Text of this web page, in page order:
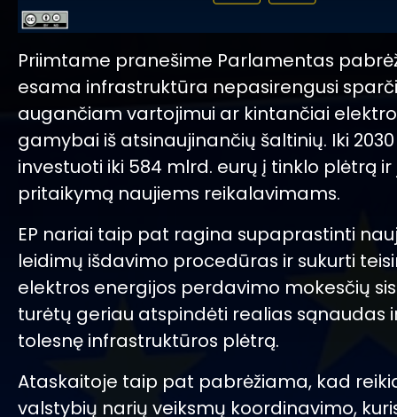
Priimtame pranešime Parlamentas
esama infrastruktūra nepasirengusi
augančiam vartojimui ar kintančiai
gamybai iš atsinaujinančių šaltinių. Iki
investuoti iki 584 mlrd. eurų į tinklo plėtrą ir
pritaikymą naujiems reikalavimams.
EP nariai taip pat ragina supaprastinti
leidimų išdavimo procedūras ir sukurti
elektros energijos perdavimo mokesčių
turėtų geriau atspindėti realias sąnaudas
tolesnę infrastruktūros plėtrą.
Ataskaitoje taip pat pabrėžiama, kad
valstybių narių veiksmų koordinavimo,